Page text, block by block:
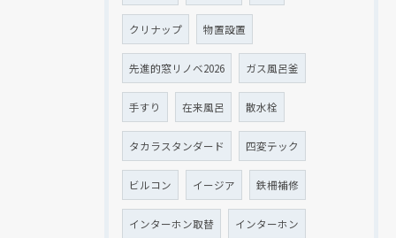
クリナップ 物置設置
先進的窓リノベ2026 ガス風呂釜
手すり 在来風呂 散水栓
タカラスタンダード 四変テック
ビルコン イージア 鉄柵補修
インターホン取替 インターホン